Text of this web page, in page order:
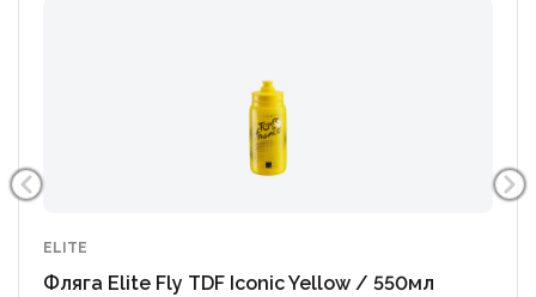
ELITE
Фляга Elite Fly TDF Iconic Yellow / 550мл